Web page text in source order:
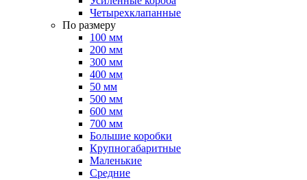
Четырехклапанные
По размеру
100 мм
200 мм
300 мм
400 мм
50 мм
500 мм
600 мм
700 мм
Большие коробки
Крупногабаритные
Маленькие
Средние